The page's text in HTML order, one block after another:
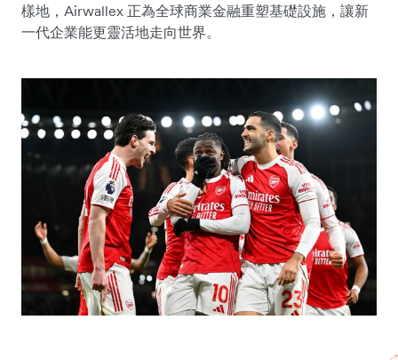
樣地，Airwallex 正為全球商業金融重塑基礎設施，讓新
一代企業能更靈活地走向世界。